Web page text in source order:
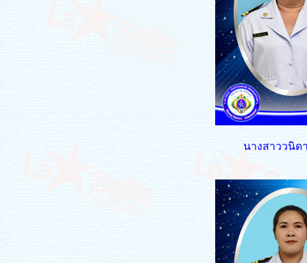
นางสาววนิด